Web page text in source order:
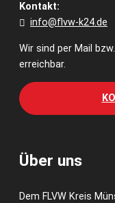
Kontakt:
info@flvw-k24.de
Wir sind per Mail
erreichbar.
Über uns
Dem FLVW Kreis